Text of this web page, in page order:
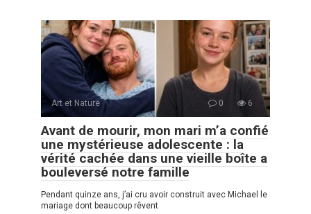
Art et Nature 0 6
Avant de mourir, mon mari m’a confié
une mystérieuse adolescente : la
vérité cachée dans une vieille boîte a
bouleversé notre famille
Pendant quinze ans, j’ai cru avoir construit avec Michael le
mariage dont beaucoup rêvent